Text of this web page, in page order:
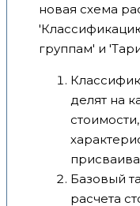
новая схема
группам' и
делят на
Базовый
расчета